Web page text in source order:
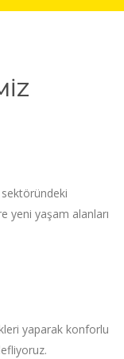
sektöründeki
yeni yaşam alanları
yaparak konforlu